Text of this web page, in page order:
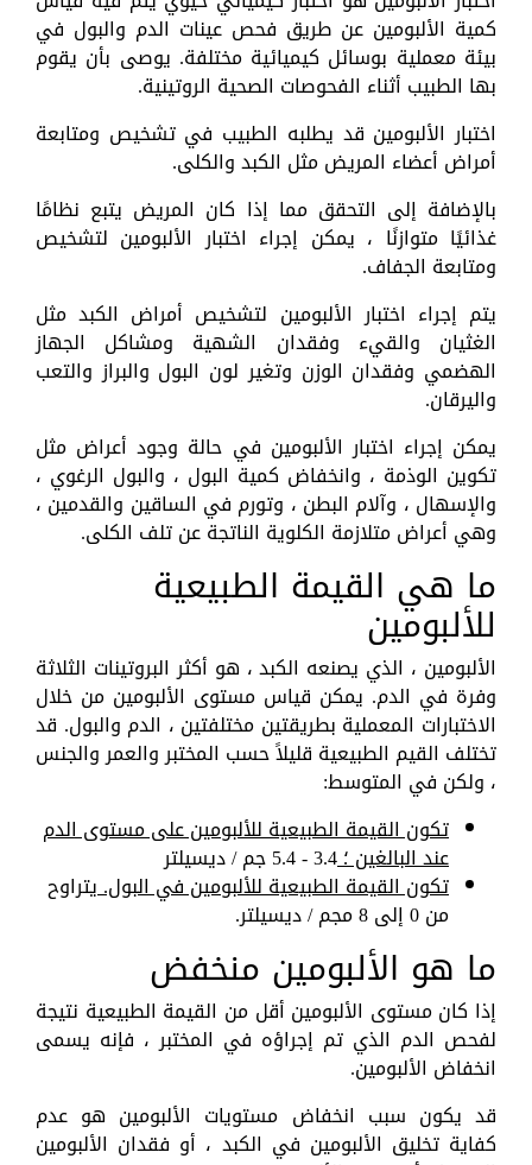
كمية الألبومين عن طريق فحص عينات الدم والبول في
بيئة معملية بوسائل كيميائية مختلفة. يوصى بأن يقوم
بها الطبيب أثناء الفحوصات الصحية الروتينية.
اختبار الألبومين قد يطلبه الطبيب في تشخيص ومتابعة
أمراض أعضاء المريض مثل الكبد والكلى.
بالإضافة إلى التحقق مما إذا كان المريض يتبع نظامًا
غذائيًا متوازنًا ، يمكن إجراء اختبار الألبومين لتشخيص
ومتابعة الجفاف.
يتم إجراء اختبار الألبومين لتشخيص أمراض الكبد مثل
الغثيان والقيء وفقدان الشهية ومشاكل الجهاز
الهضمي وفقدان الوزن وتغير لون البول والبراز والتعب
واليرقان.
يمكن إجراء اختبار الألبومين في حالة وجود أعراض مثل
تكوين الوذمة ، وانخفاض كمية البول ، والبول الرغوي ،
والإسهال ، وآلام البطن ، وتورم في الساقين والقدمين ،
وهي أعراض متلازمة الكلوية الناتجة عن تلف الكلى.
ما هي القيمة الطبيعية
للألبومين
الألبومين ، الذي يصنعه الكبد ، هو أكثر البروتينات الثلاثة
وفرة في الدم. يمكن قياس مستوى الألبومين من خلال
الاختبارات المعملية بطريقتين مختلفتين ، الدم والبول. قد
تختلف القيم الطبيعية قليلاً حسب المختبر والعمر والجنس
، ولكن في المتوسط:
تكون القيمة الطبيعية للألبومين على مستوى الدم
عند البالغين ؛3.4 - 5.4 جم / ديسيلتر
تكون القيمة الطبيعية للألبومين في البول.يتراوح
من 0 إلى 8 مجم / ديسيلتر.
ما هو الألبومين منخفض
إذا كان مستوى الألبومين أقل من القيمة الطبيعية نتيجة
لفحص الدم الذي تم إجراؤه في المختبر ، فإنه يسمى
انخفاض الألبومين.
قد يكون سبب انخفاض مستويات الألبومين هو عدم
كفاية تخليق الألبومين في الكبد ، أو فقدان الألبومين